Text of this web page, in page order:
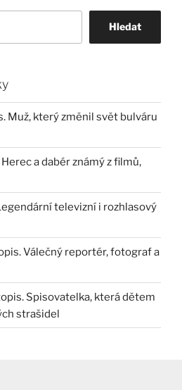
Hledat
Muž, který změnil svět bulváru
a dabér známý z filmů,
televizní i rozhlasový
Válečný reportér, fotograf a
Spisovatelka, která dětem
strašidel